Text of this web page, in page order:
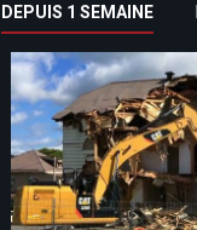
DEPUIS 1 SEMAINE